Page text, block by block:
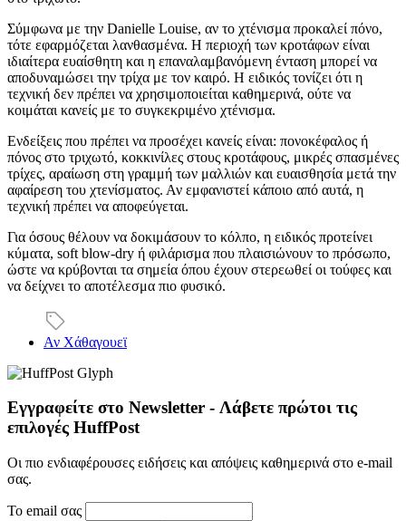
Σύμφωνα με την Danielle Louise, αν το χτένισμα προκαλεί πόνο,
τότε εφαρμόζεται λανθασμένα. Η περιοχή των κροτάφων είναι
ιδιαίτερα ευαίσθητη και η επαναλαμβανόμενη ένταση μπορεί να
αποδυναμώσει την τρίχα με τον καιρό. Η ειδικός τονίζει ότι η
τεχνική δεν πρέπει να χρησιμοποιείται καθημερινά, ούτε να
κοιμάται κανείς με το συγκεκριμένο χτένισμα.
Ενδείξεις που πρέπει να προσέχει κανείς είναι: πονοκέφαλος ή
πόνος στο τριχωτό, κοκκινίλες στους κροτάφους, μικρές σπασμένες
τρίχες, αραίωση στη γραμμή των μαλλιών και ευαισθησία μετά την
αφαίρεση του χτενίσματος. Αν εμφανιστεί κάποιο από αυτά, η
τεχνική πρέπει να αποφεύγεται.
Για όσους θέλουν να δοκιμάσουν το κόλπο, η ειδικός προτείνει
κύματα, soft blow-dry ή φιλάρισμα που πλαισιώνουν το πρόσωπο,
ώστε να κρύβονται τα σημεία όπου έχουν στερεωθεί οι τούφες και
να δείχνει το αποτέλεσμα πιο φυσικό.
Αν Χάθαγουεϊ
Εγγραφείτε στο Newsletter - Λάβετε πρώτοι τις
επιλογές HuffPost
Οι πιο ενδιαφέρουσες ειδήσεις και απόψεις καθημερινά στο e-mail
σας.
Το email σας